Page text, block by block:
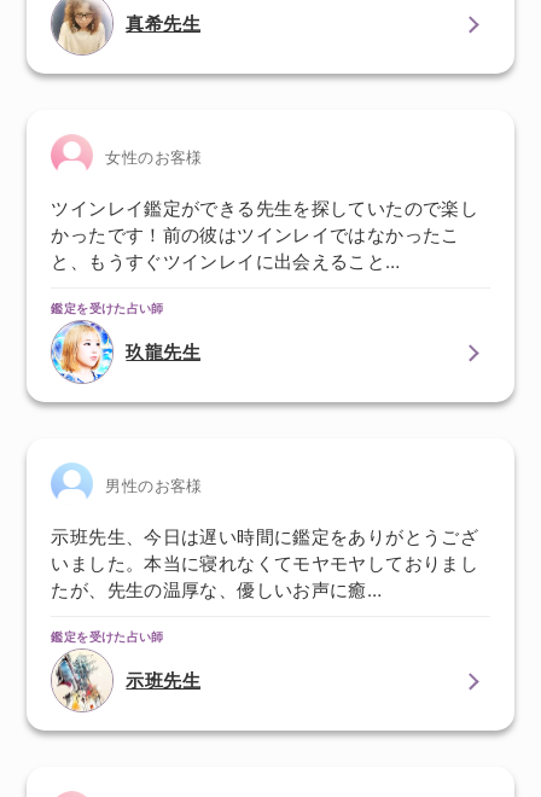
真希先生
女性のお客様
ツインレイ鑑定ができる先生を探していたので楽し
かったです！前の彼はツインレイではなかったこ
と、もうすぐツインレイに出会えること…
鑑定を受けた占い師
玖龍先生
男性のお客様
示班先生、今日は遅い時間に鑑定をありがとうござ
いました。本当に寝れなくてモヤモヤしておりまし
たが、先生の温厚な、優しいお声に癒…
鑑定を受けた占い師
示班先生